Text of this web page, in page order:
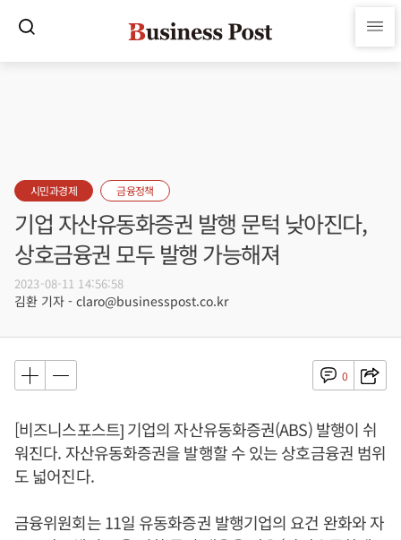
시민과경제 금융정책
기업 자산유동화증권 발행 문턱 낮아진다,
상호금융권 모두 발행 가능해져
2023-08-11 14:56:58
김환 기자 - claro@businesspost.co.kr
0
[비즈니스포스트] 기업의 자산유동화증권(ABS) 발행이 쉬
워진다. 자산유동화증권을 발행할 수 있는 상호금융권 범위
도 넓어진다.
금융위원회는 11일 유동화증권 발행기업의 요건 완화와 자